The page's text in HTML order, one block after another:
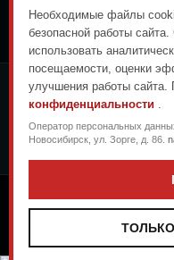
ОПЛАТА ЛЮБЫМ УДОБНЫМ
СПОСОБОМ
ГЕНЕРАЛЬНЫЙ ПЕРЕВОЗЧИК
Морская гастрономия в
Необходимые файлы
безопасной работы
использовать
посещаемости, оценки
улучшения работы сайта.
конфиденциальности .
Оператор персональных
Новосибирск, ул. Зорге, д. 86.